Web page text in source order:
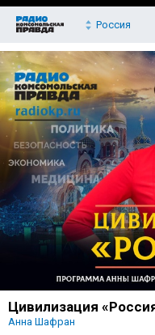
Россия
Цивилизация
Анна Шафран